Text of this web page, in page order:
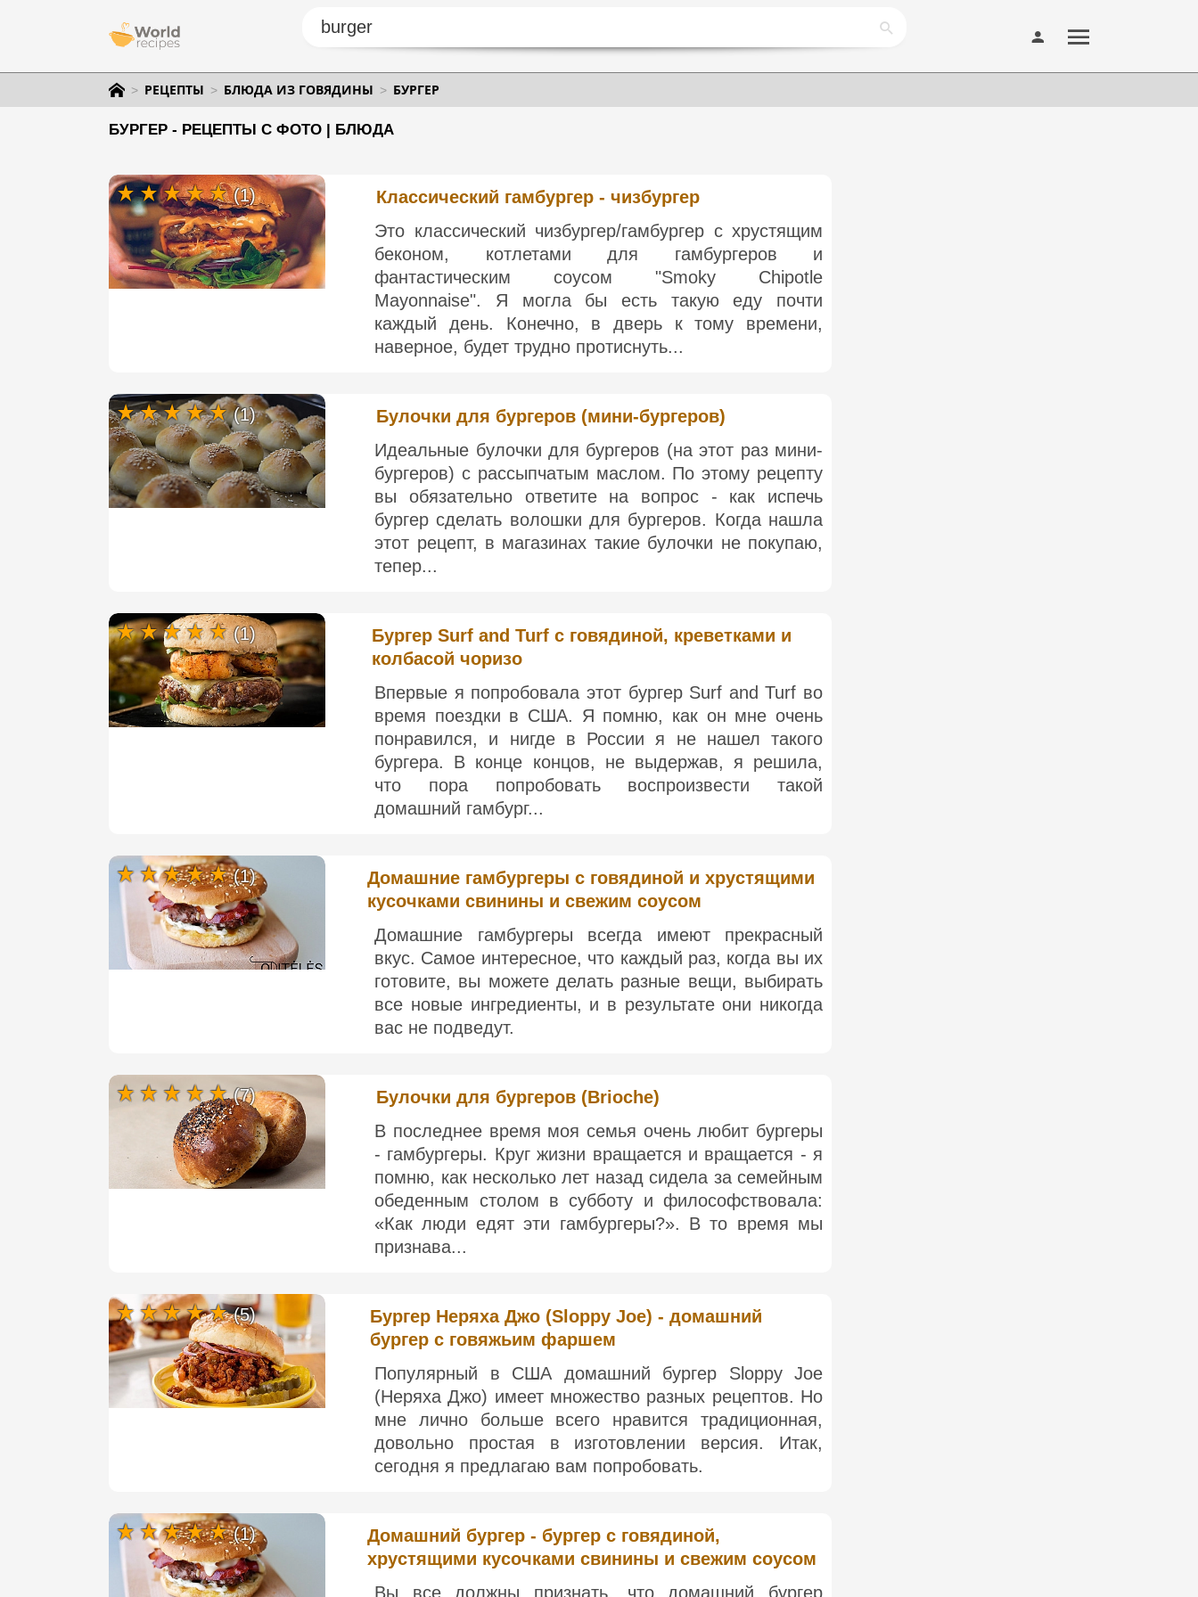
РЕЦЕПТЫ БЛЮДА ИЗ ГОВЯДИНЫ БУРГЕР
БУРГЕР - РЕЦЕПТЫ С ФОТО | БЛЮДА
Классический гамбургер - чизбургер
Это классический чизбургер/гамбургер с хрустящим
беконом, котлетами для гамбургеров и
фантастическим соусом "Smoky Chipotle
Mayonnaise". Я могла бы есть такую ​​еду почти
каждый день. Конечно, в дверь к тому времени,
наверное, будет трудно протиснуть...
(1)
Булочки для бургеров (мини-бургеров)
Идеальные булочки для бургеров (на этот раз мини-
бургеров) с рассыпчатым маслом. По этому рецепту
вы обязательно ответите на вопрос - как испечь
бургер сделать волошки для бургеров. Когда нашла
этот рецепт, в магазинах такие булочки не покупаю,
тепер...
(1)
Бургер Surf and Turf с говядиной, креветками и
колбасой чоризо
Впервые я попробовала этот бургер Surf and Turf во
время поездки в США. Я помню, как он мне очень
понравился, и нигде в России я не нашел такого
бургера. В конце концов, не выдержав, я решила,
что пора попробовать воспроизвести такой
домашний гамбург...
(1)
Домашние гамбургеры с говядиной и хрустящими
кусочками свинины и свежим соусом
Домашние гамбургеры всегда имеют прекрасный
вкус. Самое интересное, что каждый раз, когда вы их
готовите, вы можете делать разные вещи, выбирать
все новые ингредиенты, и в результате они никогда
вас не подведут.
(1)
Булочки для бургеров (Brioche)
В последнее время моя семья очень любит бургеры
- гамбургеры. Круг жизни вращается и вращается - я
помню, как несколько лет назад сидела за семейным
обеденным столом в субботу и философствовала:
«Как люди едят эти гамбургеры?». В то время мы
признава...
(7)
Бургер Неряха Джо (Sloppy Joe) - домашний
бургер с говяжьим фаршем
Популярный в США домашний бургер Sloppy Joe
(Неряха Джо) имеет множество разных рецептов. Но
мне лично больше всего нравится традиционная,
довольно простая в изготовлении версия. Итак,
сегодня я предлагаю вам попробовать.
(5)
Домашний бургер - бургер с говядиной,
хрустящими кусочками свинины и свежим соусом
Вы все должны признать, что домашний бургер
(1)